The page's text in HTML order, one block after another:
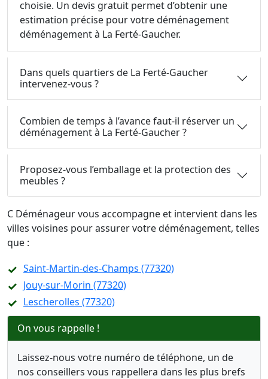
choisie. Un devis gratuit permet d’obtenir une
estimation précise pour votre déménagement
déménagement à La Ferté-Gaucher.
Dans quels quartiers de La Ferté-Gaucher
intervenez-vous ?
Combien de temps à l’avance faut-il réserver un
déménagement à La Ferté-Gaucher ?
Proposez-vous l’emballage et la protection des
meubles ?
C Déménageur vous accompagne et intervient dans les
villes voisines pour assurer votre déménagement, telles
que :
Saint-Martin-des-Champs (77320)
Jouy-sur-Morin (77320)
Lescherolles (77320)
On vous rappelle !
Laissez-nous votre numéro de téléphone, un de
nos conseillers vous rappellera dans les plus brefs